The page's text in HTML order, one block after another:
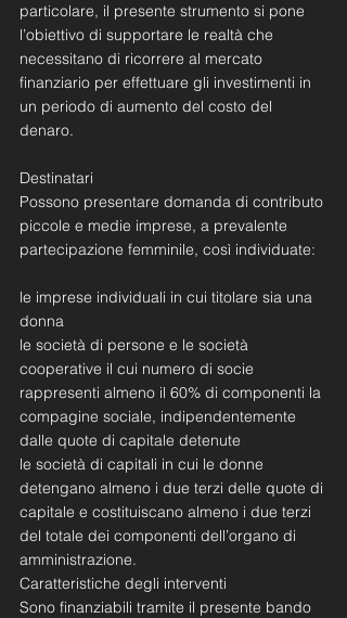
particolare, il presente strumento si pone
l’obiettivo di supportare le realtà che
necessitano di ricorrere al mercato
finanziario per effettuare gli investimenti in
un periodo di aumento del costo del
denaro.
Destinatari
Possono presentare domanda di contributo
piccole e medie imprese, a prevalente
partecipazione femminile, così individuate:
le imprese individuali in cui titolare sia una
donna
le società di persone e le società
cooperative il cui numero di socie
rappresenti almeno il 60% di componenti la
compagine sociale, indipendentemente
dalle quote di capitale detenute
le società di capitali in cui le donne
detengano almeno i due terzi delle quote di
capitale e costituiscano almeno i due terzi
del totale dei componenti dell’organo di
amministrazione.
Caratteristiche degli interventi
Sono finanziabili tramite il presente bando